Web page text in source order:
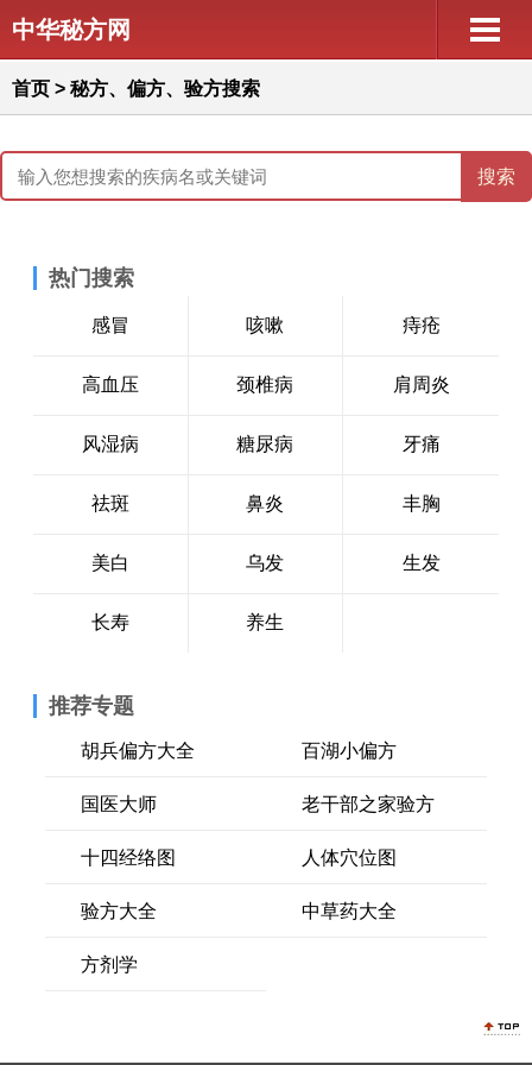
中华秘方网
首页 > 秘方、偏方、验方搜索
热门搜索
感冒 咳嗽 痔疮
高血压 颈椎病 肩周炎
风湿病 糖尿病 牙痛
祛斑 鼻炎 丰胸
美白 乌发 生发
长寿 养生
推荐专题
胡兵偏方大全 百湖小偏方
国医大师 老干部之家验方
十四经络图 人体穴位图
验方大全 中草药大全
方剂学